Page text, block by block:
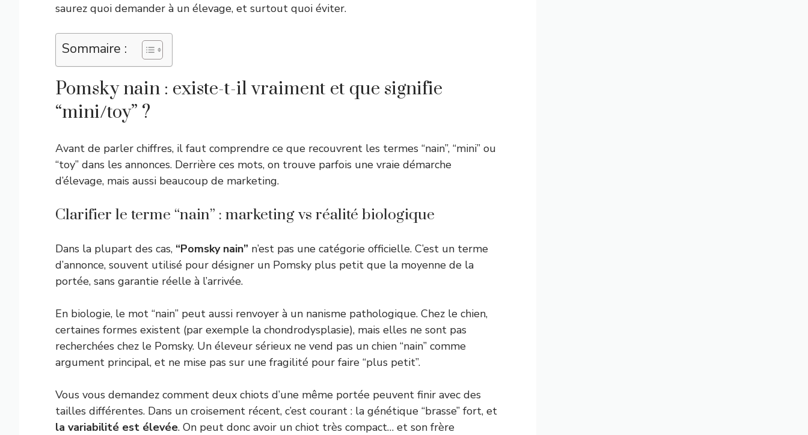
saurez quoi demander à un élevage, et surtout quoi éviter.
Sommaire :
Pomsky nain : existe-t-il vraiment et que signifie
“mini/toy” ?
Avant de parler chiffres, il faut comprendre ce que recouvrent les termes “nain”, “mini” ou
“toy” dans les annonces. Derrière ces mots, on trouve parfois une vraie démarche
d’élevage, mais aussi beaucoup de marketing.
Clarifier le terme “nain” : marketing vs réalité biologique
Dans la plupart des cas, “Pomsky nain” n’est pas une catégorie officielle. C’est un terme
d’annonce, souvent utilisé pour désigner un Pomsky plus petit que la moyenne de la
portée, sans garantie réelle à l’arrivée.
En biologie, le mot “nain” peut aussi renvoyer à un nanisme pathologique. Chez le chien,
certaines formes existent (par exemple la chondrodysplasie), mais elles ne sont pas
recherchées chez le Pomsky. Un éleveur sérieux ne vend pas un chien “nain” comme
argument principal, et ne mise pas sur une fragilité pour faire “plus petit”.
Vous vous demandez comment deux chiots d’une même portée peuvent finir avec des
tailles différentes. Dans un croisement récent, c’est courant : la génétique “brasse” fort, et
la variabilité est élevée. On peut donc avoir un chiot très compact… et son frère